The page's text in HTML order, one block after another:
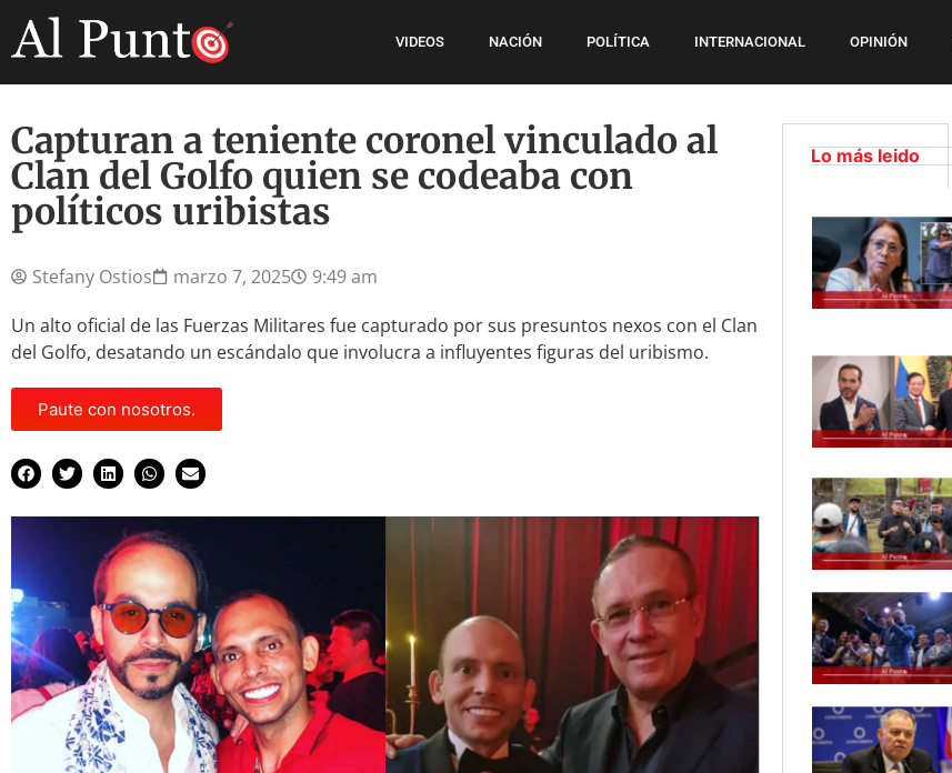
VIDEOS NACIÓN POLÍTICA INTERNACIONAL OPINIÓN
Capturan a teniente coronel vinculado al
Clan del Golfo quien se codeaba con
políticos uribistas
Stefany Ostios marzo 7, 2025
9:49 am
Un alto oficial de las Fuerzas Militares fue capturado por sus presuntos nexos con el Clan
del Golfo, desatando un escándalo que involucra a influyentes figuras del uribismo.
Paute con nosotros.
Lo más leido